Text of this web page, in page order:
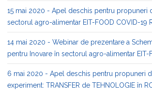
15 mai 2020 - Apel deschis pentru propuneri
sectorul agro-alimentar EIT-FOOD COVID-19
14 mai 2020 - Webinar de prezentare a
pentru Inovare în sectorul agro-alimentar EIT-
6 mai 2020 - Apel deschis pentru propuneri
experiment: TRANSFER de TEHNOLOGIE în